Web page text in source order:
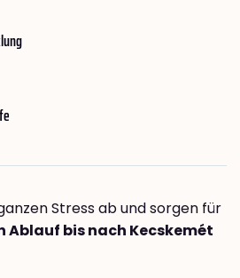
Stress ab und sorgen für
Ablauf bis nach Kecskemét